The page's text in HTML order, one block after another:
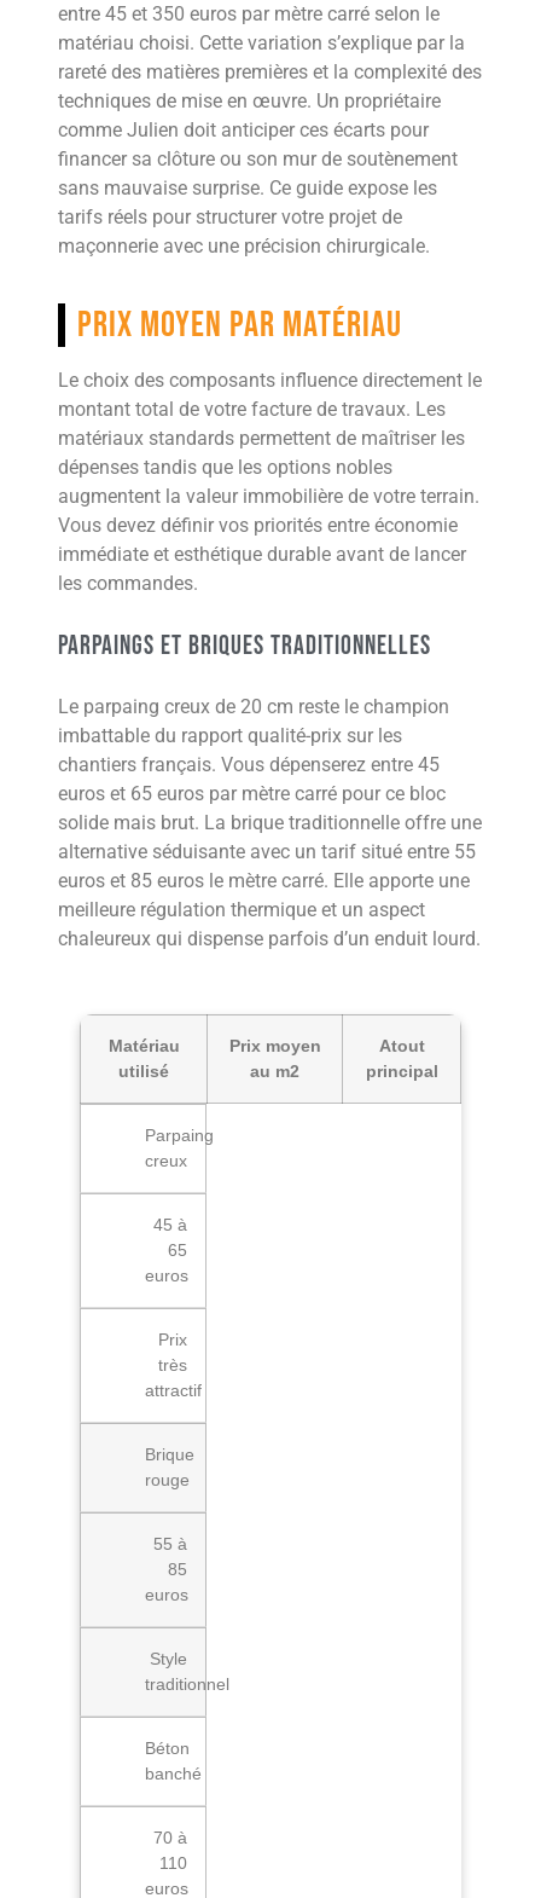
entre 45 et 350 euros par mètre carré selon le
matériau choisi. Cette variation s’explique par la
rareté des matières premières et la complexité des
techniques de mise en œuvre. Un propriétaire
comme Julien doit anticiper ces écarts pour
financer sa clôture ou son mur de soutènement
sans mauvaise surprise. Ce guide expose les
tarifs réels pour structurer votre projet de
maçonnerie avec une précision chirurgicale.
Prix moyen par matériau
Le choix des composants influence directement le
montant total de votre facture de travaux. Les
matériaux standards permettent de maîtriser les
dépenses tandis que les options nobles
augmentent la valeur immobilière de votre terrain.
Vous devez définir vos priorités entre économie
immédiate et esthétique durable avant de lancer
les commandes.
Parpaings et briques traditionnelles
Le parpaing creux de 20 cm reste le champion
imbattable du rapport qualité-prix sur les
chantiers français. Vous dépenserez entre 45
euros et 65 euros par mètre carré pour ce bloc
solide mais brut. La brique traditionnelle offre une
alternative séduisante avec un tarif situé entre 55
euros et 85 euros le mètre carré. Elle apporte une
meilleure régulation thermique et un aspect
chaleureux qui dispense parfois d’un enduit lourd.
Matériau
utilisé
Prix moyen
au m2
Atout
principal
Parpaing
creux
45 à
65
euros
Prix
très
attractif
Brique
rouge
55 à
85
euros
Style
traditionnel
Béton
banché
70 à
110
euros